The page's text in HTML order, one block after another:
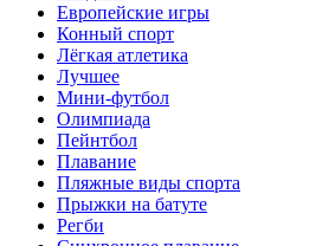
Европейские игры
Конный спорт
Лёгкая атлетика
Лучшее
Мини-футбол
Олимпиада
Пейнтбол
Плавание
Пляжные виды спорта
Прыжки на батуте
Регби